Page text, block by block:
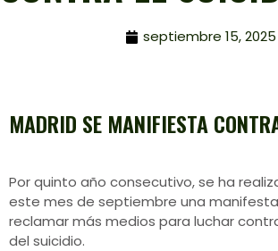
septiembre 15, 2025
MADRID SE MANIFIESTA
Por quinto año consecutivo, se ha
este mes de septiembre una
reclamar más medios para luchar
del suicidio.